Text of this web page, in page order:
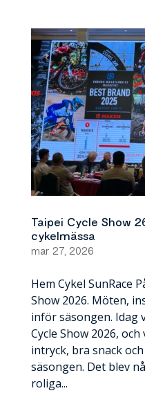
Taipei Cycle Show
cykelmässa
mar 27, 2026
Hem Cykel SunRace
Show 2026. Möten,
inför säsongen. Idag
Cycle Show 2026,
intryck, bra snack
säsongen. Det blev
roliga...